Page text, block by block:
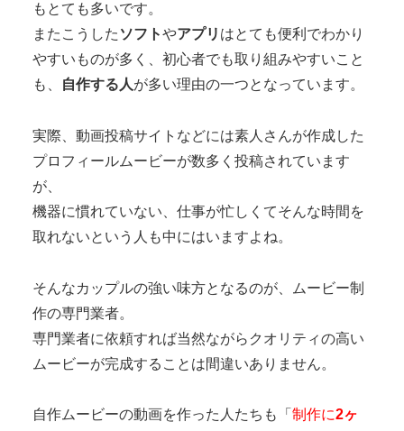
もとても多いです。
またこうした ソフトやアプリ はとても便利でわかり
やすいものが多く、初心者でも取り組みやすいこと
も、 自作する人が多い理由の一つとなっています。
実際、動画投稿サイトなどには素人さんが作成した
プロフィールムービーが数多く投稿されています
が、
機器に慣れていない、仕事が忙しくてそんな時間を
取れないという人も中にはいますよね。
そんなカップルの強い味方となるのが、
ムービー制
作の専門業者。
専門業者に依頼すれば当然ながらクオリティの高い
ムービーが完成することは間違いありません。
自作ムービーの動画を作った人たちも「制作に2ヶ